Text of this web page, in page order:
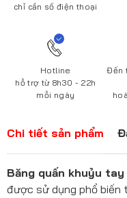
chỉ cần số điện thoại
Hotline
hỗ trợ từ 8h30 - 22h
mỗi ngày
Đến
Chi tiết sản phẩm
Băng quấn khuỷu tay
được sử dụng phổ biến